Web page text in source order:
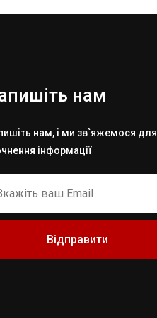
нам
нам, і ми зв`яжемося для
інформації
Відправити